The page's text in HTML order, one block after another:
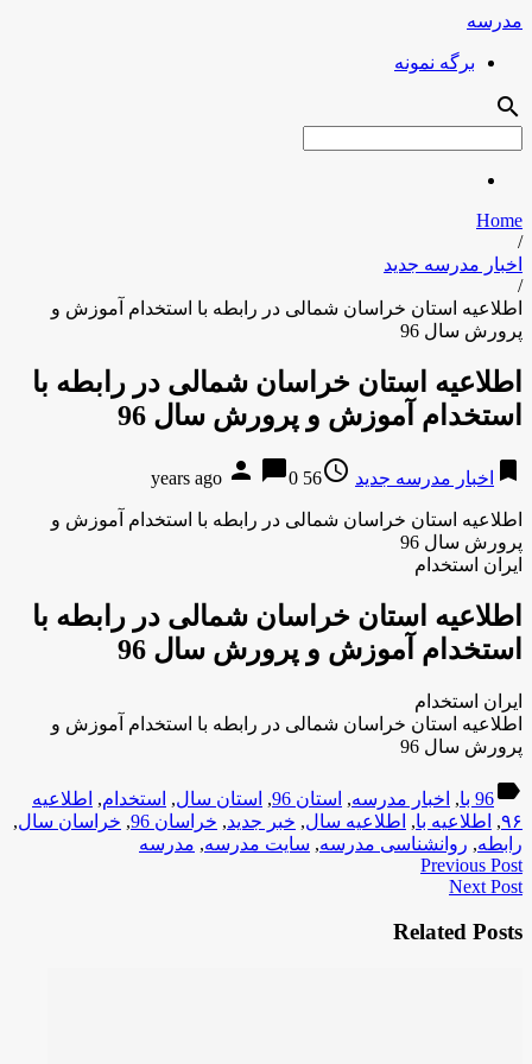
مدرسه
برگه نمونه
search
Home
/
اخبار مدرسه جدید
/
اطلاعیه استان خراسان شمالی در رابطه با استخدام آموزش و
پرورش سال 96
اطلاعیه استان خراسان شمالی در رابطه با
استخدام آموزش و پرورش سال 96
bookmark اخبار مدرسه جدید access_time
56 years ago
person chat_bubble0
اطلاعیه استان خراسان شمالی در رابطه با استخدام آموزش و
پرورش سال 96
ایران استخدام
اطلاعیه استان خراسان شمالی در رابطه با
استخدام آموزش و پرورش سال 96
ایران استخدام
اطلاعیه استان خراسان شمالی در رابطه با استخدام آموزش و
پرورش سال 96
label96 با , اخبار مدرسه, استان 96 , استان سال, استخدام, اطلاعیه
۹۶, اطلاعیه با, اطلاعیه سال, خبر جدید, خراسان 96 , خراسان سال,
رابطه, روانشناسی مدرسه, سایت مدرسه, مدرسه
Previous Post
Next Post
Related Posts